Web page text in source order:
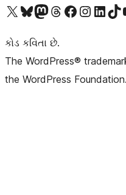
અમારા X (અગાઉ ટ્વિટર) એકાઉન્ટની મુલાકાત લોઅમારા Bluesky એકાઉન્ટની મુલાકાત લોઅમારા માસ્ટોડોન એકાઉન્ટની મુલાકાત લોઅમારા Threads એકાઉન્ટની મુલાકાત લો અમારા ફેસબુક પેજની મુલાકાત લોઅમારા ઇન્સ્ટાગ્રામ એકાઉન્ટની મુલાકાત લો અમારા LinkedIn એકાઉન્ટની મુલાકાત લોઅમારા TikTok એકાઉન્ટની મુલાકાત લો
કોડ કવિતા છે.
The WordPress®
the WordPress Foundation.